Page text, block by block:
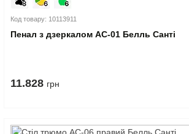
Код товару: 10113911
Пенал з дзеркалом АС-01 Белль Санті
11.828 грн